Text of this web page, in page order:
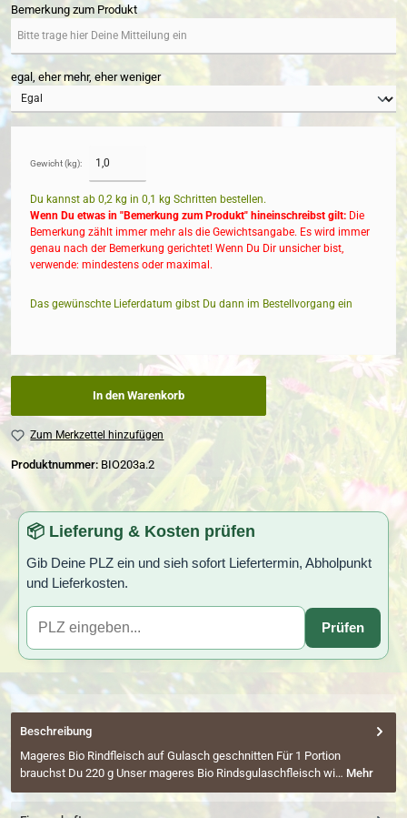
Bemerkung zum Produkt
egal, eher mehr, eher weniger
Gewicht (kg):
Du kannst ab 0,2 kg in 0,1 kg Schritten bestellen.
Wenn Du etwas in "Bemerkung zum Produkt" hineinschreibst gilt: Die
Bemerkung zählt immer mehr als die Gewichtsangabe. Es wird immer
genau nach der Bemerkung gerichtet! Wenn Du Dir unsicher bist,
verwende: mindestens oder maximal.
Das gewünschte Lieferdatum gibst Du dann im Bestellvorgang ein
In den Warenkorb
Zum Merkzettel hinzufügen
Produktnummer: BIO203a.2
📦 Lieferung & Kosten prüfen
Gib Deine PLZ ein und sieh sofort Liefertermin, Abholpunkt
und Lieferkosten.
Prüfen
Beschreibung
Mageres Bio Rindfleisch auf Gulasch geschnitten Für 1 Portion
brauchst Du 220 g Unser mageres Bio Rindsgulaschfleisch wi… Mehr